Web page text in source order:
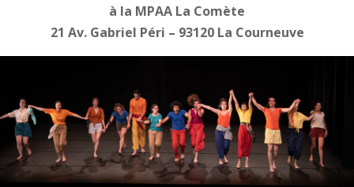
à la MPAA La Comète
21 Av. Gabriel Péri – 93120 La Courneuve